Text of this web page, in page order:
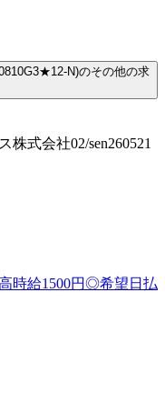
N)のその他の求
式会社02/sen260521
時給1500円◎希望日払